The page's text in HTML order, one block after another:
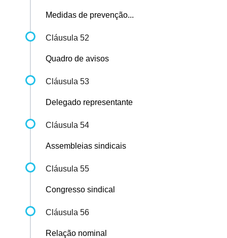
Medidas de prevenção...
Cláusula 52
Quadro de avisos
Cláusula 53
Delegado representante
Cláusula 54
Assembleias sindicais
Cláusula 55
Congresso sindical
Cláusula 56
Relação nominal